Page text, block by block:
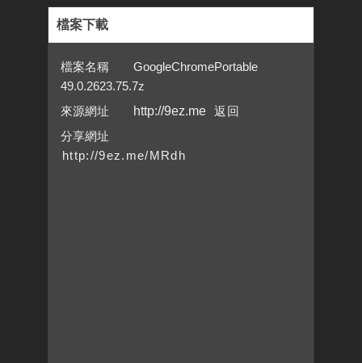
檔案下載
檔案名稱 GoogleChromePortable
49.0.2623.75.7z
來源網址
http://9ez.me
分享網址